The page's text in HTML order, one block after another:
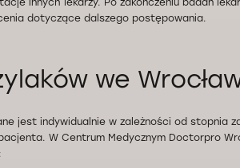
innych lekarzy. Po zakończeniu badań
dotyczące dalszego postępowania.
we
jest indywidualnie w zależności od stopnia
W Centrum Medycznym Doctorpro